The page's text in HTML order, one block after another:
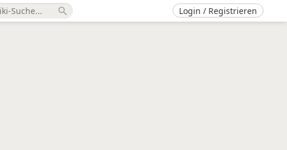
search Login / Registrieren